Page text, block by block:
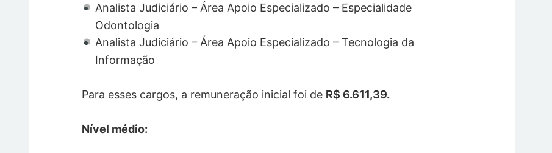
Analista Judiciário – Área Apoio Especializado – Especialidade
Odontologia
Analista Judiciário – Área Apoio Especializado – Tecnologia da
Informação
Para esses cargos, a remuneração inicial foi de R$ 6.611,39.
Nível médio: